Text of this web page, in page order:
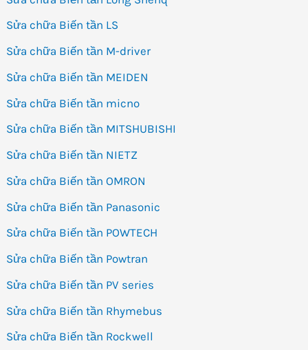
Sửa chữa Biến tần LS
Sửa chữa Biến tần M-driver
Sửa chữa Biến tần MEIDEN
Sửa chữa Biến tần micno
Sửa chữa Biến tần MITSHUBISHI
Sửa chữa Biến tần NIETZ
Sửa chữa Biến tần OMRON
Sửa chữa Biến tần Panasonic
Sửa chữa Biến tần POWTECH
Sửa chữa Biến tần Powtran
Sửa chữa Biến tần PV series
Sửa chữa Biến tần Rhymebus
Sửa chữa Biến tần Rockwell